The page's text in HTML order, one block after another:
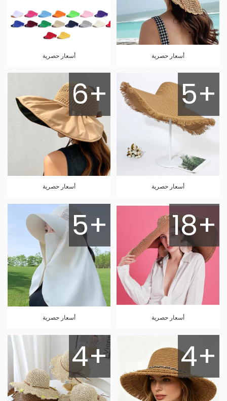
أسعار حصرية أسعار حصرية
5+
أسعار حصرية
6+
أسعار حصرية
18+
أسعار حصرية
5+
أسعار حصرية
4+
4+